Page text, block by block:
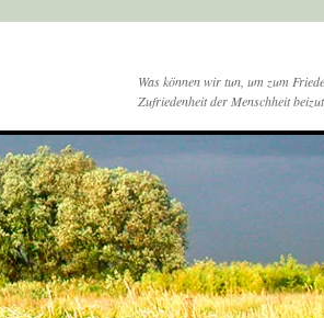
Was können wir tun, um zum
Zufriedenheit der Menschheit